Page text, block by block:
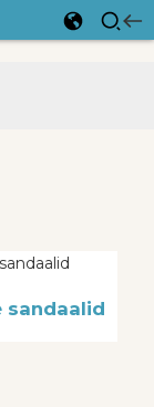
sandaalid